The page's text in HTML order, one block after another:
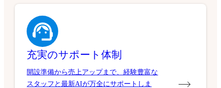
充実のサポート体制
開設準備から売上アップまで、経験豊富な
スタッフと最新AIが万全にサポートしま